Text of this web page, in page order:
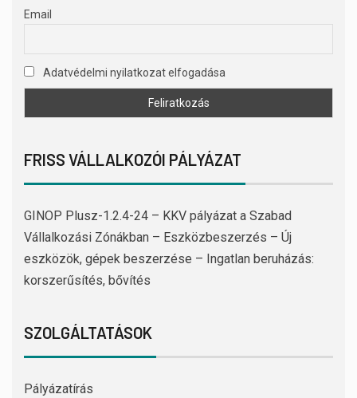
Email
Adatvédelmi nyilatkozat elfogadása
FRISS VÁLLALKOZÓI PÁLYÁZAT
GINOP Plusz-1.2.4-24 – KKV pályázat a Szabad
Vállalkozási Zónákban – Eszközbeszerzés – Új
eszközök, gépek beszerzése – Ingatlan beruházás:
korszerűsítés, bővítés
SZOLGÁLTATÁSOK
Pályázatírás